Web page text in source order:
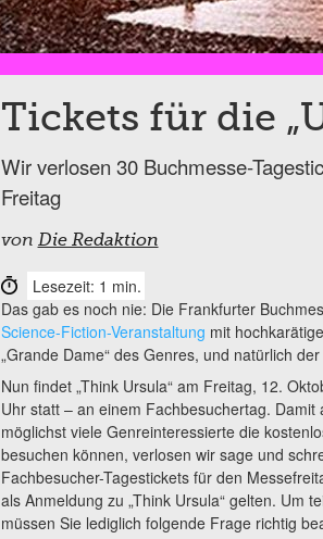
Tickets für die
Wir verlosen 30 Buchmesse-
Freitag
von Die Redaktion
Lesezeit: 1 min.
Das gab es noch nie: Die Frankfurter
Science-Fiction-Veranstaltung mit
„Grande Dame“ des Genres, und natürlich
Nun findet „Think Ursula“ am Freitag, 12.
Uhr statt – an einem Fachbesuchertag. Damit
möglichst viele Genreinteressierte die
besuchen können, verlosen wir sage und
Fachbesucher-Tagestickets für den
als Anmeldung zu „Think Ursula“ gelten. Um
müssen Sie lediglich folgende Frage richtig